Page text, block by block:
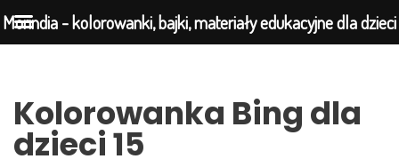
do
treści
Kolorowanka Bing dla
dzieci 15
Morindia - kolorowanki, bajki, materiały edukacyjne dla dzieci